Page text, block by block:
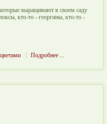
выращивают в своем саду
кто-то - георгины, кто-то -
Подробнее ...